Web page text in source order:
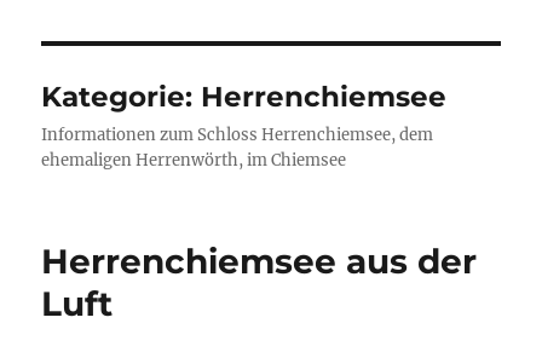
Kategorie: Herrenchiemsee
Informationen zum Schloss Herrenchiemsee, dem
ehemaligen Herrenwörth, im Chiemsee
Herrenchiemsee aus der
Luft